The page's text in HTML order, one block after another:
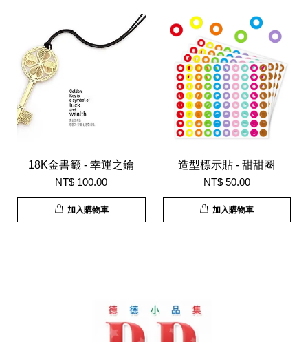
18K金書籤 - 幸運之鑰
NT$ 100.00
加入購物車
造型標示貼 - 甜甜圈
NT$ 50.00
加入購物車